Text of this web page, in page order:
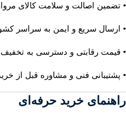
• تضمین اصالت و سلامت کالای
• ارسال سریع و ایمن به سراسر
• قیمت رقابتی و دسترسی به
• پشتیبانی فنی و مشاوره قبل از
راهنمای خرید حرفه‌ای